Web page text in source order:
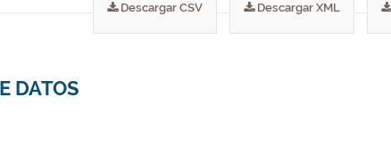
Descargar CSV Descargar XML
DATOS